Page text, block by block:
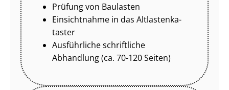
Prüfung von Baulasten
Einsichtnahme in das Alt­las­ten­ka­
tas­ter
Ausführliche schriftliche
Abhandlung (ca. 70-120 Seiten)